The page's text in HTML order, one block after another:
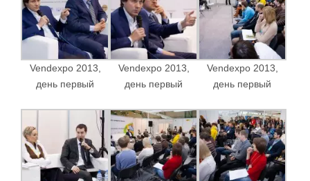
Vendexpo 2013,
день первый
Vendexpo 2013,
день первый
Vendexpo 2013,
день первый